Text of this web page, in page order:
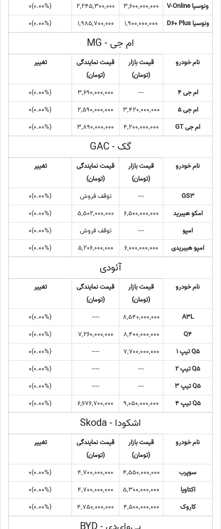
ونوسیا V-Online
3,600,000,000
2,245,300,000
(0.00%)0
ونوسیا D60 Plus
1,900,000,000
1,985,700,000
(0.00%)0
ام جی - MG
نام خودرو
قیمت بازار
(تومان)
قیمت نمایندگی
(تومان)
تغییر
ام جی 4 ---
3,690,000,000
(0.00%)0
ام جی 5
3,420,000,000
2,590,000,000
(0.00%)0
ام جی GT
4,200,000,000
3,890,000,000
(0.00%)0
گک - GAC
نام خودرو
قیمت بازار
(تومان)
قیمت نمایندگی
(تومان)
تغییر
GS3
--- توقف فروش
(0.00%)0
امکو هیبرید
6,500,000,000
5,502,000,000
(0.00%)0
امپو
--- توقف فروش
(0.00%)0
امپو هیبریدی
6,000,000,000
5,206,000,000
(0.00%)0
آئودی
نام خودرو
قیمت بازار
(تومان)
قیمت نمایندگی
(تومان)
تغییر
A3L
8,540,000,000
----
(0.00%)0
Q4
8,400,000,000
7,260,000,000
(0.00%)0
Q5 تیپ 1
7,700,000,000
----
(0.00%)0
Q5 تیپ 2
---
----
(0.00%)0
Q5 تیپ 3
---
----
(0.00%)0
Q5 تیپ 4
9,050,000,000
6,676,700,000
(0.00%)0
اشکودا - Skoda
نام خودرو
قیمت بازار
(تومان)
قیمت نمایندگی
(تومان)
تغییر
سوپرب 4,550,000,000
4,700,000,000
(0.00%)0
اکتاویا
5,300,000,000
4,700,000,000
(0.00%)0
کاروک
4,500,000,000
4,750,000,000
(0.00%)0